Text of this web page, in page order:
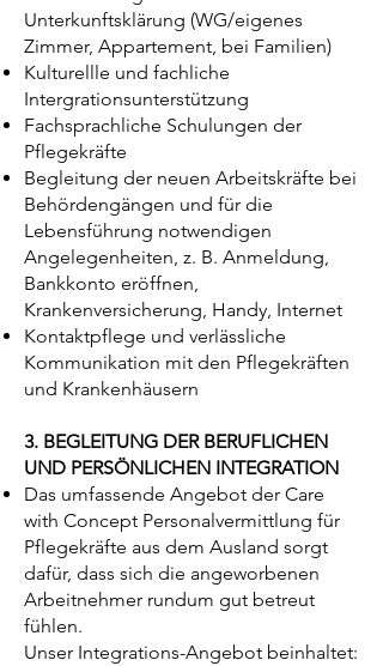
Unterkunftsklärung (WG/eigenes
Zimmer, Appartement, bei Familien)
Kulturellle und fachliche
Intergrationsunterstützung
Fachsprachliche Schulungen der
Pflegekräfte
Begleitung der neuen Arbeitskräfte bei
Behördengängen und für die
Lebensführung notwendigen
Angelegenheiten, z. B. Anmeldung,
Bankkonto eröffnen,
Krankenversicherung, Handy, Internet
Kontaktpflege und verlässliche
Kommunikation mit den Pflegekräften
und Krankenhäusern
3. BEGLEITUNG DER BERUFLICHEN
UND PERSÖNLICHEN INTEGRATION
Das umfassende Angebot der Care
with Concept Personalvermittlung für
Pflegekräfte aus dem Ausland sorgt
dafür, dass sich die angeworbenen
Arbeitnehmer rundum gut betreut
fühlen.
Unser Integrations-Angebot beinhaltet: